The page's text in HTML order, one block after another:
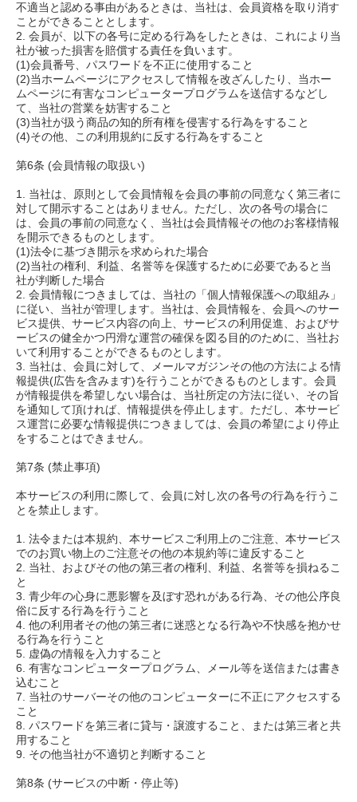
不適当と認める事由があるときは、当社は、会員資格を取り消す
ことができることとします。
2. 会員が、以下の各号に定める行為をしたときは、これにより当
社が被った損害を賠償する責任を負います。
(1)会員番号、パスワードを不正に使用すること
(2)当ホームページにアクセスして情報を改ざんしたり、当ホー
ムページに有害なコンピュータープログラムを送信するなどし
て、当社の営業を妨害すること
(3)当社が扱う商品の知的所有権を侵害する行為をすること
(4)その他、この利用規約に反する行為をすること
第6条 (会員情報の取扱い)
1. 当社は、原則として会員情報を会員の事前の同意なく第三者に
対して開示することはありません。ただし、次の各号の場合に
は、会員の事前の同意なく、当社は会員情報その他のお客様情報
を開示できるものとします。
(1)法令に基づき開示を求められた場合
(2)当社の権利、利益、名誉等を保護するために必要であると当
社が判断した場合
2. 会員情報につきましては、当社の「個人情報保護への取組み」
に従い、当社が管理します。当社は、会員情報を、会員へのサー
ビス提供、サービス内容の向上、サービスの利用促進、およびサ
ービスの健全かつ円滑な運営の確保を図る目的のために、当社お
いて利用することができるものとします。
3. 当社は、会員に対して、メールマガジンその他の方法による情
報提供(広告を含みます)を行うことができるものとします。会員
が情報提供を希望しない場合は、当社所定の方法に従い、その旨
を通知して頂ければ、情報提供を停止します。ただし、本サービ
ス運営に必要な情報提供につきましては、会員の希望により停止
をすることはできません。
第7条 (禁止事項)
本サービスの利用に際して、会員に対し次の各号の行為を行うこ
とを禁止します。
1. 法令または本規約、本サービスご利用上のご注意、本サービス
でのお買い物上のご注意その他の本規約等に違反すること
2. 当社、およびその他の第三者の権利、利益、名誉等を損ねるこ
と
3. 青少年の心身に悪影響を及ぼす恐れがある行為、その他公序良
俗に反する行為を行うこと
4. 他の利用者その他の第三者に迷惑となる行為や不快感を抱かせ
る行為を行うこと
5. 虚偽の情報を入力すること
6. 有害なコンピュータープログラム、メール等を送信または書き
込むこと
7. 当社のサーバーその他のコンピューターに不正にアクセスする
こと
8. パスワードを第三者に貸与・譲渡すること、または第三者と共
用すること
9. その他当社が不適切と判断すること
第8条 (サービスの中断・停止等)